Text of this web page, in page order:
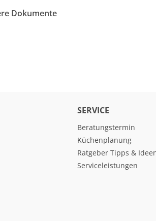
Dokumente
SERVICE
Beratungstermin
Küchenplanung
Ratgeber Tipps &
Serviceleistungen